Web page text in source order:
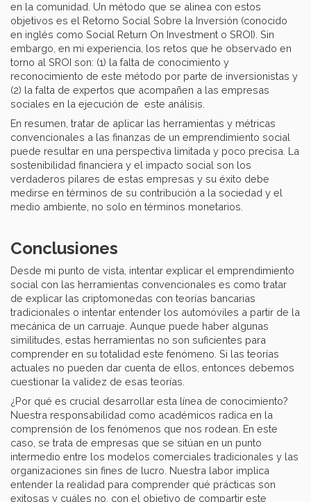
en la comunidad. Un método que se alinea con estos
objetivos es el Retorno Social Sobre la Inversión (conocido
en inglés como Social Return On Investment o SROI). Sin
embargo, en mi experiencia, los retos que he observado en
torno al SROI son: (1) la falta de conocimiento y
reconocimiento de este método por parte de inversionistas y
(2) la falta de expertos que acompañen a las empresas
sociales en la ejecución de este análisis.
En resumen, tratar de aplicar las herramientas y métricas
convencionales a las finanzas de un emprendimiento social
puede resultar en una perspectiva limitada y poco precisa. La
sostenibilidad financiera y el impacto social son los
verdaderos pilares de estas empresas y su éxito debe
medirse en términos de su contribución a la sociedad y el
medio ambiente, no solo en términos monetarios.
Conclusiones
Desde mi punto de vista, intentar explicar el emprendimiento
social con las herramientas convencionales es como tratar
de explicar las criptomonedas con teorías bancarias
tradicionales o intentar entender los automóviles a partir de la
mecánica de un carruaje. Aunque puede haber algunas
similitudes, estas herramientas no son suficientes para
comprender en su totalidad este fenómeno. Si las teorías
actuales no pueden dar cuenta de ellos, entonces debemos
cuestionar la validez de esas teorías.
¿Por qué es crucial desarrollar esta línea de conocimiento?
Nuestra responsabilidad como académicos radica en la
comprensión de los fenómenos que nos rodean. En este
caso, se trata de empresas que se sitúan en un punto
intermedio entre los modelos comerciales tradicionales y las
organizaciones sin fines de lucro. Nuestra labor implica
entender la realidad para comprender qué prácticas son
exitosas y cuáles no, con el objetivo de compartir este